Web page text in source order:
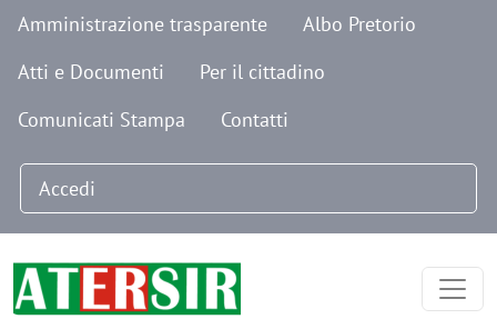
Salta al contenuto principale
Navigazione secondaria
Amministrazione trasparente
Albo Pretorio
Atti e Documenti
Per il cittadino
Comunicati Stampa
Contatti
Menu profilo utente
Accedi